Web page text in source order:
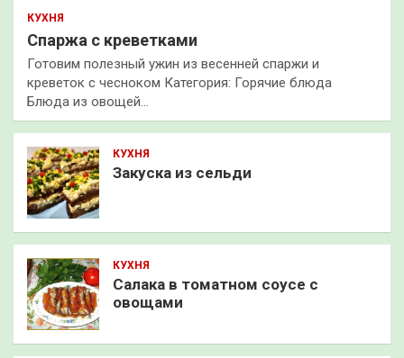
КУХНЯ
Спаржа с креветками
Готовим полезный ужин из весенней спаржи и
креветок с чесноком Категория: Горячие блюда
Блюда из овощей…
КУХНЯ
Закуска из сельди
КУХНЯ
Салака в томатном соусе с
овощами